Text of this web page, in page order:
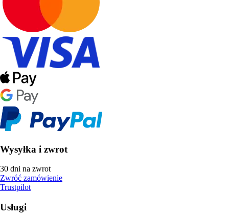
Wysyłka i zwrot
30 dni na zwrot
Zwróć zamówienie
Trustpilot
Usługi